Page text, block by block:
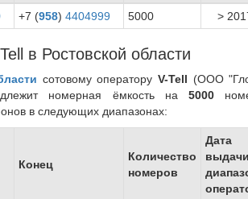
+7 (958) 4404999 5000 >
в Ростовской области
сотовому операторуV-Tell (ООО
номерная ёмкость на5000
в следующих диапазонах:
Конец
Количество
номеров
Дата